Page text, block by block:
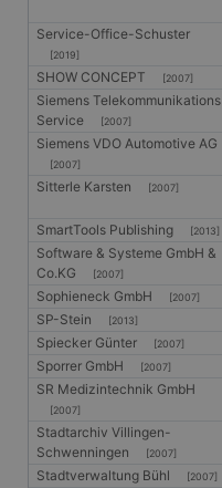
Service-Office-Schuster
[2019]
SHOW CONCEPT [2007]
Siemens Telekommunikations
Service
[2007]
Siemens VDO Automotive AG
[2007]
Sitterle Karsten [2007]
SmartTools Publishing [2013]
Software & Systeme GmbH &
Co.KG
[2007]
Sophieneck GmbH [2007]
SP-Stein [2013]
Spiecker Günter [2007]
Sporrer GmbH [2007]
SR Medizintechnik GmbH
[2007]
Stadtarchiv Villingen-
Schwenningen
[2007]
Stadtverwaltung Bühl [2007]